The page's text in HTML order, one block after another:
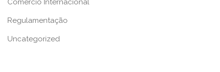
Comércio Internacional
Regulamentação
Uncategorized